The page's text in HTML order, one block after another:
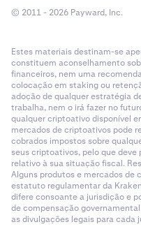
© 2011 - 2026 Payward, Inc.
Estes materiais destinam-se
constituem aconselhamento
financeiros, nem uma
colocação em staking ou
adoção de qualquer estratégia
trabalha, nem o irá fazer no
qualquer criptoativo disponível
mercados de criptoativos pode
cobrados impostos sobre
seus criptoativos, pelo que
relativo à sua situação fiscal.
Alguns produtos e mercados de
estatuto regulamentar da
difere consoante a jurisdição e
de compensação
as divulgações legais para cada